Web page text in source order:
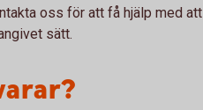
oss för att få hjälp med att
sätt.